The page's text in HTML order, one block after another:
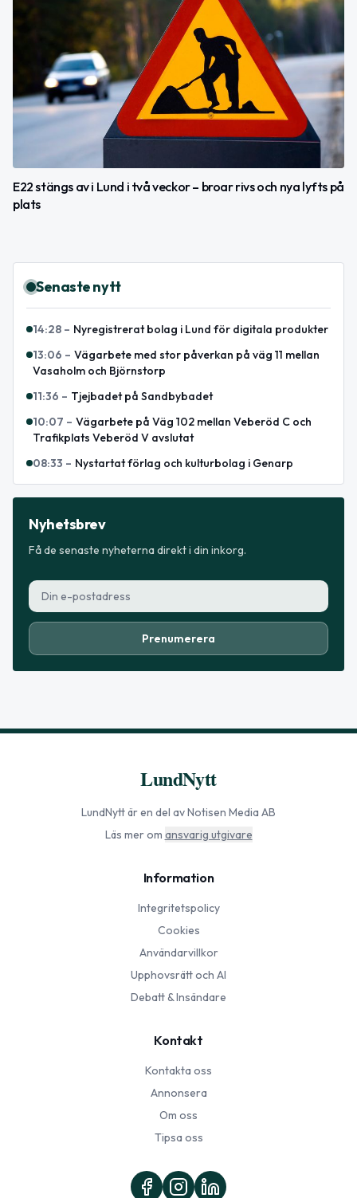
E22 stängs av i Lund i två veckor – broar rivs och nya lyfts på
plats
Senaste nytt
14:28 – Nyregistrerat bolag i Lund för digitala produkter
13:06 – Vägarbete med stor påverkan på väg 11 mellan
Vasaholm och Björnstorp
11:36 – Tjejbadet på Sandbybadet
10:07 – Vägarbete på Väg 102 mellan Veberöd C och
Trafikplats Veberöd V avslutat
08:33 – Nystartat förlag och kulturbolag i Genarp
Nyhetsbrev
Få de senaste nyheterna direkt i din inkorg.
Prenumerera
LundNytt
LundNyttär en del av Notisen Media AB
Läs mer om ansvarig utgivare
Information
Integritetspolicy
Cookies
Användarvillkor
Upphovsrätt och AI
Debatt & Insändare
Kontakt
Kontakta oss
Annonsera
Om oss
Tipsa oss